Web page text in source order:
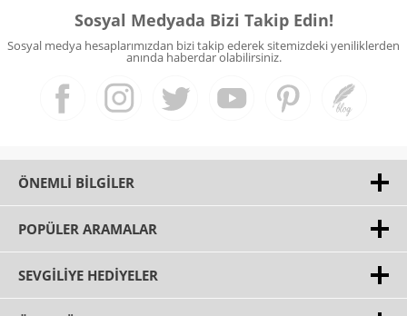
Sosyal Medyada Bizi Takip Edin!
Sosyal medya hesaplarımızdan bizi takip ederek sitemizdeki yeniliklerden
anında haberdar olabilirsiniz.
ÖNEMLI BILGILER
POPÜLER ARAMALAR
SEVGILIYE HEDIYELER